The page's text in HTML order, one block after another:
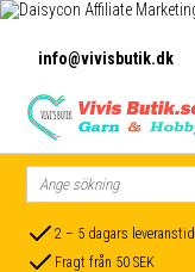
info@vivisbutik.dk
2 – 5 dagars leveranstid
Fragt från 50 SEK